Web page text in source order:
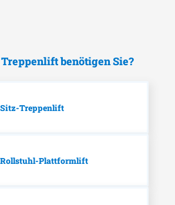
benötigen Sie?
Sitz-Treppenlift
Rollstuhl-Plattformlift